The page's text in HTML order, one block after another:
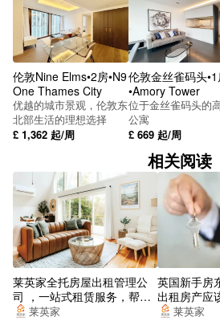
Alexandra Theatre Stop Sf1
Tower St
Avanti West Coast
Lloyd House Stop Sq2
Metro Snow Hill
伯明翰新街
Cross Country Trains
Metro Grand Central
Metro-Corporation Street
伦敦Nine Elms•2房•N9
One Thames City
优越的城市景观，伦敦东
北部生活的理想选择
£ 1,362 起/周
伦敦金丝雀码头
•Amory Tower
位于金丝雀码头的
公寓
£ 669 起/周
相关阅读
莱英家全托房屋出租管理公
司 ，一站式租赁服务，帮你
找到梦想的居所
莱英家
英国新手房
出租房产应
料？莱英家